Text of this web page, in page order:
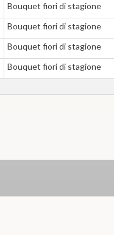
Bouquet fiori di stagione
Bouquet fiori di stagione
Bouquet fiori di stagione
Bouquet fiori di stagione